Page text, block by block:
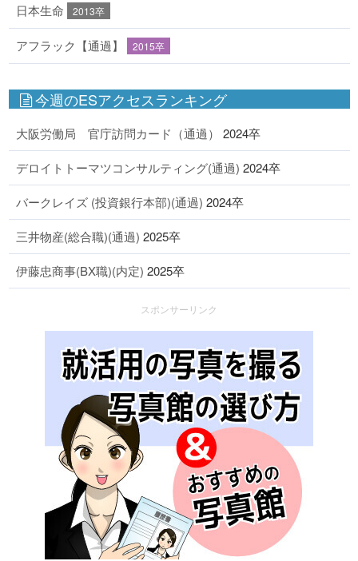
日本生命 2013卒
アフラック【通過】 2015卒
今週のESアクセスランキング
大阪労働局 官庁訪問カード（通過） 2024卒
デロイトトーマツコンサルティング(通過) 2024卒
バークレイズ (投資銀行本部)(通過) 2024卒
三井物産(総合職)(通過) 2025卒
伊藤忠商事(BX職)(内定) 2025卒
スポンサーリンク